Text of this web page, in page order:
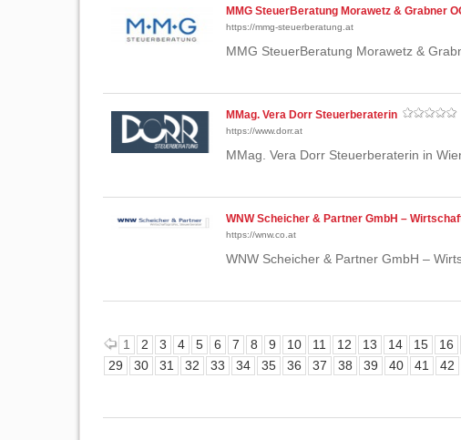
MMG SteuerBeratung Morawetz & Grabner
https://mmg-steuerberatung.at
MMG SteuerBeratung Morawetz &
MMag. Vera Dorr Steuerberaterin
https://www.dorr.at
MMag. Vera Dorr Steuerberaterin in
WNW Scheicher & Partner GmbH –
https://wnw.co.at
WNW Scheicher & Partner GmbH –
1
2 3 4 5 6 7 8 9 10 11 12 13 14 15 16
29
30 31 32 33 34 35 36 37 38 39 40 41 42